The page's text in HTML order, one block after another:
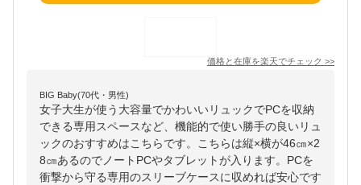
価格と在庫を楽天でチェック >>
BIG Baby(70代・男性)
女子大生が使う大容量でかわいいリュックでPCを収納
できる専用スペースなど、機能的で使い勝手の良いリュ
ックのおすすめはこちらです。こちらは縦×横が46㎝×2
8㎝あるのでノートPCやタブレットが入ります。PCを
衝撃から守る専用のスリーブケースに収めれば安心です